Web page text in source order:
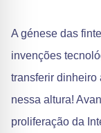
A génese das
invenções
transferir dinheiro
nessa altura!
proliferação da